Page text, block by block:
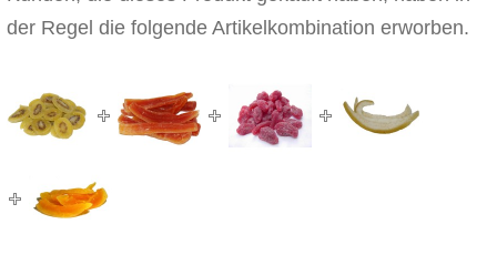
der Regel die folgende Artikelkombination erworben.